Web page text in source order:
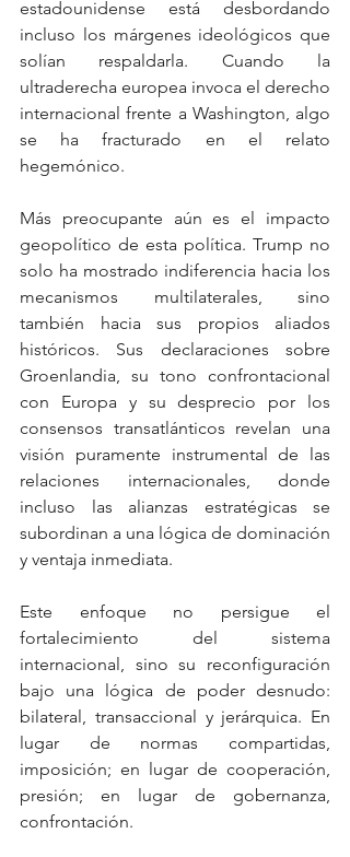
estadounidense está desbordando
incluso los márgenes ideológicos que
solían respaldarla. Cuando la
ultraderecha europea invoca el derecho
internacional frente a Washington, algo
se ha fracturado en el relato
hegemónico.
Más preocupante aún es el impacto
geopolítico de esta política. Trump no
solo ha mostrado indiferencia hacia los
mecanismos multilaterales, sino
también hacia sus propios aliados
históricos. Sus declaraciones sobre
Groenlandia, su tono confrontacional
con Europa y su desprecio por los
consensos transatlánticos revelan una
visión puramente instrumental de las
relaciones internacionales, donde
incluso las alianzas estratégicas se
subordinan a una lógica de dominación
y ventaja inmediata.
Este enfoque no persigue el
fortalecimiento del sistema
internacional, sino su reconfiguración
bajo una lógica de poder desnudo:
bilateral, transaccional y jerárquica. En
lugar de normas compartidas,
imposición; en lugar de cooperación,
presión; en lugar de gobernanza,
confrontación.